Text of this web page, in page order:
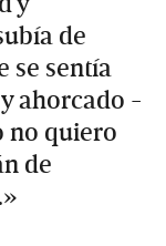
de
se sentía
ahorcado -
no quiero
de